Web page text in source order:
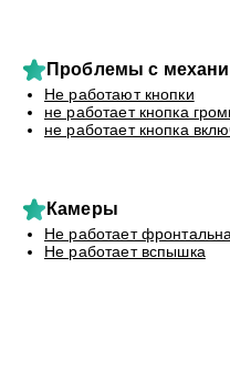
Проблемы с
Не работают кнопки
не работает кнопка
не работает кнопка
Камеры
Не работает
Не работает вспышка